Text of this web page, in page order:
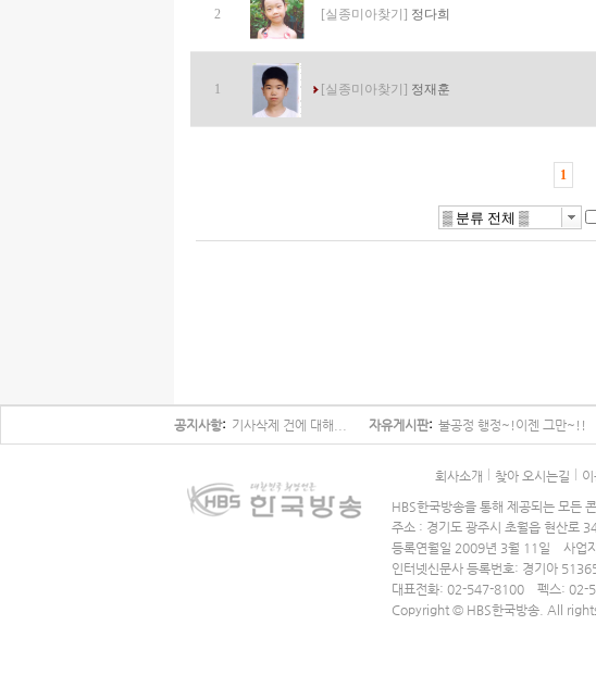
2 [실종미아찾기] 정다희
1 [실종미아찾기] 정재훈
1
공지사항 기사삭제 건에 대해... 자유게시판 불공정 행정~!이젠 그만~!!
회사소개 찾아 오시는길
HBS한국방송을 통해 제공되는 모든
주소 : 경기도 광주시 초월읍 현산
등록연월일 2009년 3월 11일 사업
인터넷신문사 등록번호: 경기아
대표전화: 02-547-8100 펙스:
Copyright © HBS한국방송. All